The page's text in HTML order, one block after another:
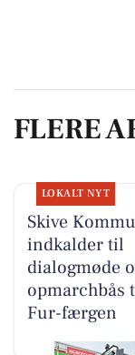
FLERE
LOKALT NYT
Skive
indkalder til
dialogmøde
opmarchbås
Fur-færgen